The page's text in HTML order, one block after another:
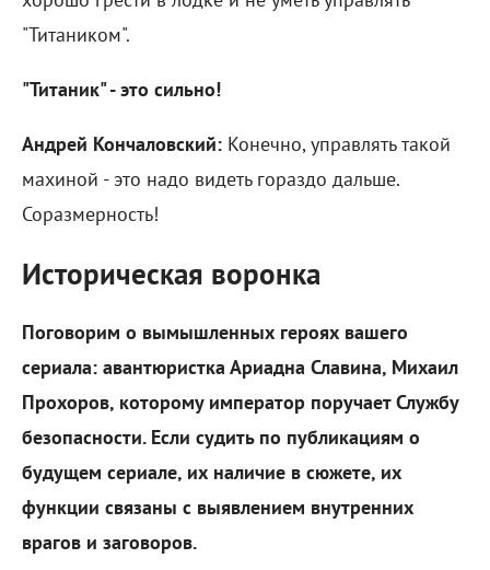
"Титаником".
"Титаник" - это сильно!
Андрей Кончаловский: Конечно, управлять такой
махиной - это надо видеть гораздо дальше.
Соразмерность!
Историческая воронка
Поговорим о вымышленных героях вашего
сериала: авантюристка Ариадна Славина, Михаил
Прохоров, которому император поручает Службу
безопасности. Если судить по публикациям о
будущем сериале, их наличие в сюжете, их
функции связаны с выявлением внутренних
врагов и заговоров.